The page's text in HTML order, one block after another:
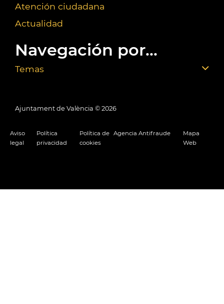
Atención ciudadana
Actualidad
Navegación por...
Temas
Ajuntament de València © 2026
Aviso
legal
Política
privacidad
Política de
cookies
Agencia Antifraude
Mapa
Web